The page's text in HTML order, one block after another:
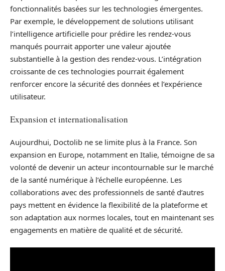
fonctionnalités basées sur les technologies émergentes.
Par exemple, le développement de solutions utilisant
l’intelligence artificielle pour prédire les rendez-vous
manqués pourrait apporter une valeur ajoutée
substantielle à la gestion des rendez-vous. L’intégration
croissante de ces technologies pourrait également
renforcer encore la sécurité des données et l’expérience
utilisateur.
Expansion et internationalisation
Aujourdhui, Doctolib ne se limite plus à la France. Son
expansion en Europe, notamment en Italie, témoigne de sa
volonté de devenir un acteur incontournable sur le marché
de la santé numérique à l’échelle européenne. Les
collaborations avec des professionnels de santé d’autres
pays mettent en évidence la flexibilité de la plateforme et
son adaptation aux normes locales, tout en maintenant ses
engagements en matière de qualité et de sécurité.